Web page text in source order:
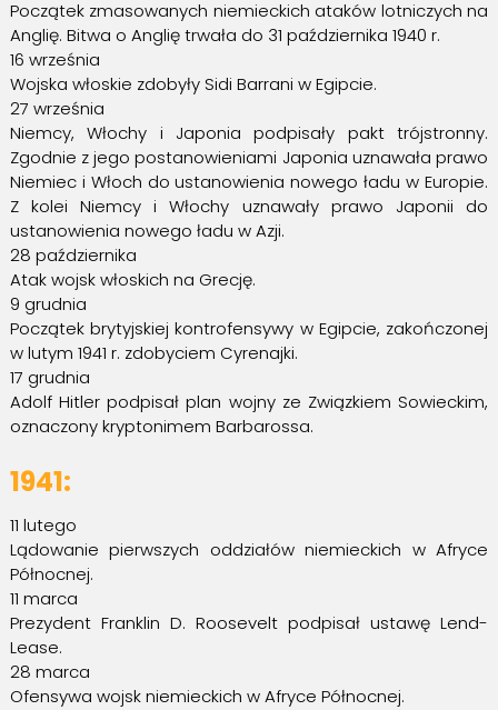
Początek zmasowanych niemieckich ataków lotniczych na
Anglię. Bitwa o Anglię trwała do 31 października 1940 r.
16 września
Wojska włoskie zdobyły Sidi Barrani w Egipcie.
27 września
Niemcy, Włochy i Japonia podpisały pakt trójstronny.
Zgodnie z jego postanowieniami Japonia uznawała prawo
Niemiec i Włoch do ustanowienia nowego ładu w Europie.
Z kolei Niemcy i Włochy uznawały prawo Japonii do
ustanowienia nowego ładu w Azji.
28 października
Atak wojsk włoskich na Grecję.
9 grudnia
Początek brytyjskiej kontrofensywy w Egipcie, zakończonej
w lutym 1941 r. zdobyciem Cyrenajki.
17 grudnia
Adolf Hitler podpisał plan wojny ze Związkiem Sowieckim,
oznaczony kryptonimem Barbarossa.
1941:
11 lutego
Lądowanie pierwszych oddziałów niemieckich w Afryce
Północnej.
11 marca
Prezydent Franklin D. Roosevelt podpisał ustawę Lend-
Lease.
28 marca
Ofensywa wojsk niemieckich w Afryce Północnej.